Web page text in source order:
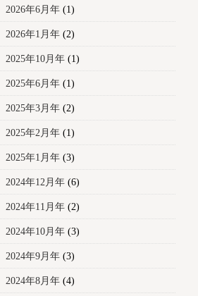
2026年6月年(1)
2026年1月年(2)
2025年10月年(1)
2025年6月年(1)
2025年3月年(2)
2025年2月年(1)
2025年1月年(3)
2024年12月年(6)
2024年11月年(2)
2024年10月年(3)
2024年9月年(3)
2024年8月年(4)